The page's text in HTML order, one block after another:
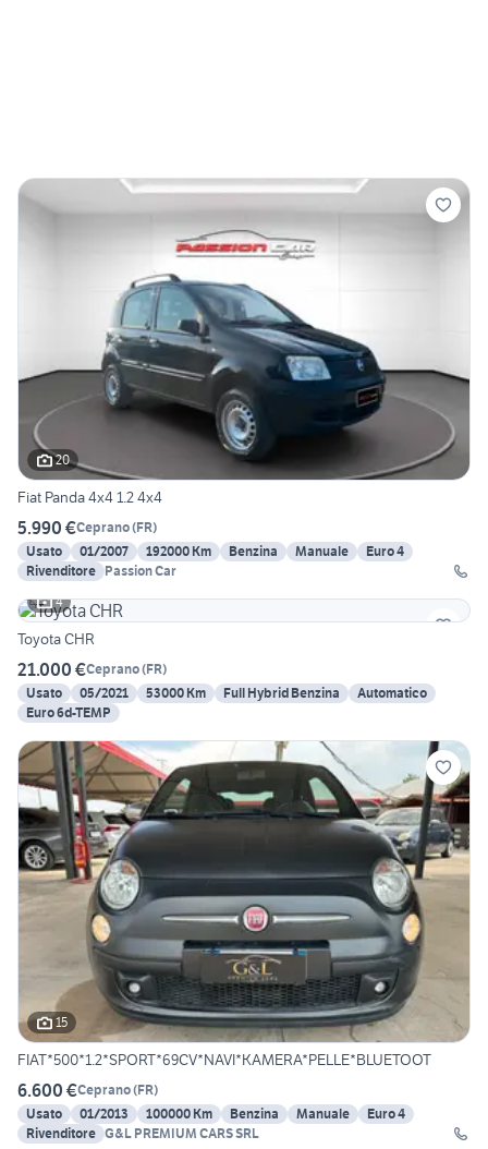
20
Fiat Panda 4x4 1.2 4x4
5.990 €Ceprano(FR)
Usato
01/2007 192000 Km Benzina Manuale
Euro 4
Rivenditore Passion Car
4
Toyota CHR
21.000 €Ceprano(FR)
Usato
05/2021 53000 Km Full Hybrid Benzina
Automatico
Euro 6d-TEMP
15
FIAT*500*1.2*SPORT*69CV*NAVI*KAMERA*PELLE*BLUETOOT
6.600 €Ceprano(FR)
Usato
01/2013 100000 Km Benzina Manuale
Euro 4
Rivenditore G&L PREMIUM CARS SRL